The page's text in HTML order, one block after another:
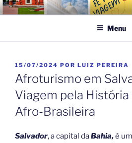
Pular
para
conteúdo
FÉ NA VIAGEM
Turismo Religioso
Menu
PUBLICADO
EM
15/07/2024 POR LUIZ PEREIRA
Afroturismo em
Viagem pela História
Afro-Brasileira
Salvador, a capital daBahia,é